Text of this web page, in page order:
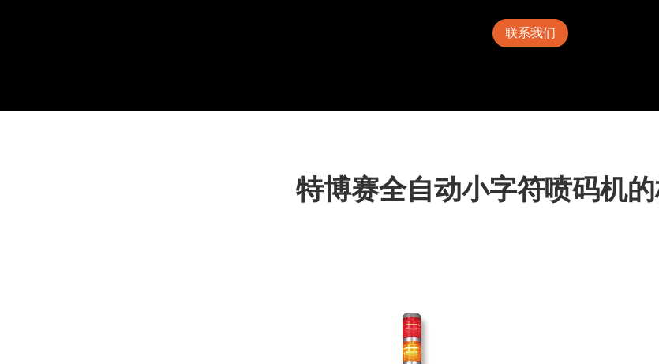
联系我们
特博赛全自动小字符喷码机